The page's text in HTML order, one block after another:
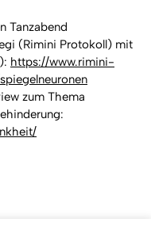
Tanzabend
(Rimini Protokoll) mit
https://www.rimini-
zum Thema